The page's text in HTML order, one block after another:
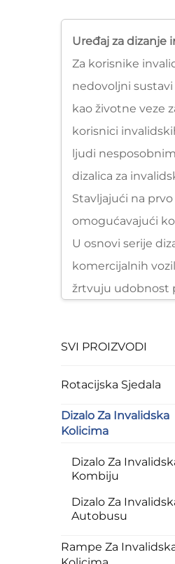
Uređaj za dizanje
Za korisnike
nedovoljni
kao životne veze
korisnici
ljudi
dizalica za
Stavljajući na
omogućavajući
U osnovi serije
komercijalnih
žrtvuju udobnost
ograničenim
potrebna. Ovaj
putnike dok
pretovarnom
kada se aktivira,
razmakom
uvučena, bez
upraviteljima
integritet vozila.
Ključna
sigurnosti i
SVI PROIZVODI
Rotacijska Sjedala
Dizalo Za Invalidska
Kolicima
Dizalo Za
Kombiju
Dizalo Za
Autobusu
Rampe Za